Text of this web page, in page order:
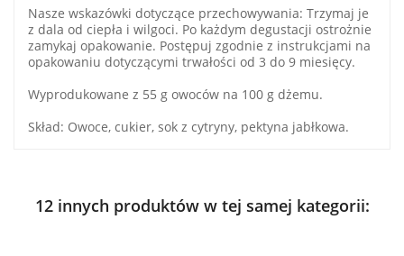
Nasze wskazówki dotyczące przechowywania: Trzymaj je
z dala od ciepła i wilgoci. Po każdym degustacji ostrożnie
zamykaj opakowanie. Postępuj zgodnie z instrukcjami na
opakowaniu dotyczącymi trwałości od 3 do 9 miesięcy.
Wyprodukowane z 55 g owoców na 100 g dżemu.
Skład: Owoce, cukier, sok z cytryny, pektyna jabłkowa.
12 innych produktów w tej samej kategorii: